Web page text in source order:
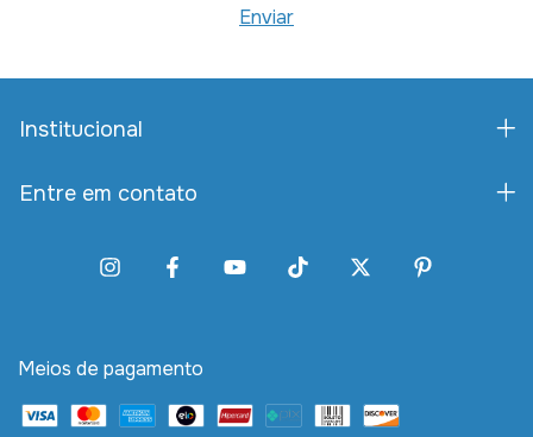
Institucional
Entre em contato
Meios de pagamento